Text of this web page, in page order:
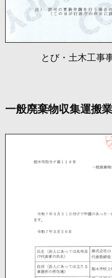
とび・土木工事
一般廃棄物収集運搬